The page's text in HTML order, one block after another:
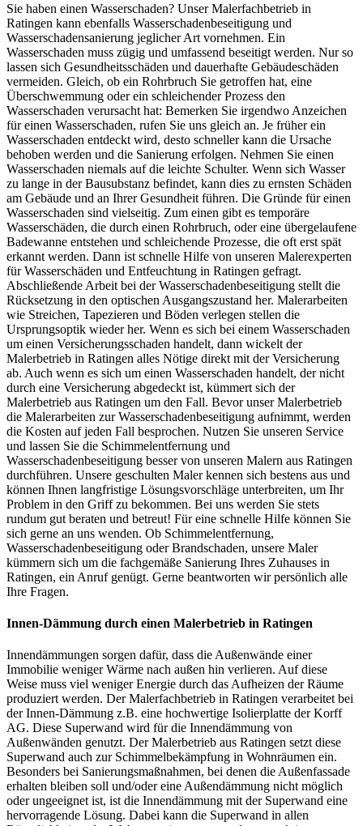
Sie haben einen Wasserschaden? Unser Malerfachbetrieb in
Ratingen kann ebenfalls Wasserschadenbeseitigung und
Wasserschadensanierung jeglicher Art vornehmen. Ein
Wasserschaden muss zügig und umfassend beseitigt werden. Nur so
lassen sich Gesundheitsschäden und dauerhafte Gebäudeschäden
vermeiden. Gleich, ob ein Rohrbruch Sie getroffen hat, eine
Überschwemmung oder ein schleichender Prozess den
Wasserschaden verursacht hat: Bemerken Sie irgendwo Anzeichen
für einen Wasserschaden, rufen Sie uns gleich an. Je früher ein
Wasserschaden entdeckt wird, desto schneller kann die Ursache
behoben werden und die Sanierung erfolgen. Nehmen Sie einen
Wasserschaden niemals auf die leichte Schulter. Wenn sich Wasser
zu lange in der Bausubstanz befindet, kann dies zu ernsten Schäden
am Gebäude und an Ihrer Gesundheit führen. Die Gründe für einen
Wasserschaden sind vielseitig. Zum einen gibt es temporäre
Wasserschäden, die durch einen Rohrbruch, oder eine übergelaufene
Badewanne entstehen und schleichende Prozesse, die oft erst spät
erkannt werden. Dann ist schnelle Hilfe von unseren Malerexperten
für Wasserschäden und Entfeuchtung in Ratingen gefragt.
Abschließende Arbeit bei der Wasserschadenbeseitigung stellt die
Rücksetzung in den optischen Ausgangszustand her. Malerarbeiten
wie Streichen, Tapezieren und Böden verlegen stellen die
Ursprungsoptik wieder her. Wenn es sich bei einem Wasserschaden
um einen Versicherungsschaden handelt, dann wickelt der
Malerbetrieb in Ratingen alles Nötige direkt mit der Versicherung
ab. Auch wenn es sich um einen Wasserschaden handelt, der nicht
durch eine Versicherung abgedeckt ist, kümmert sich der
Malerbetrieb aus Ratingen um den Fall. Bevor unser Malerbetrieb
die Malerarbeiten zur Wasserschadenbeseitigung aufnimmt, werden
die Kosten auf jeden Fall besprochen. Nutzen Sie unseren Service
und lassen Sie die Schimmelentfernung und
Wasserschadenbeseitigung besser von unseren Malern aus Ratingen
durchführen. Unsere geschulten Maler kennen sich bestens aus und
können Ihnen langfristige Lösungsvorschläge unterbreiten, um Ihr
Problem in den Griff zu bekommen. Bei uns werden Sie stets
rundum gut beraten und betreut! Für eine schnelle Hilfe können Sie
sich gerne an uns wenden. Ob Schimmelentfernung,
Wasserschadenbeseitigung oder Brandschaden, unsere Maler
kümmern sich um die fachgemäße Sanierung Ihres Zuhauses in
Ratingen, ein Anruf genügt. Gerne beantworten wir persönlich alle
Ihre Fragen.
Innen-Dämmung durch einen Malerbetrieb in Ratingen
Innendämmungen sorgen dafür, dass die Außenwände einer
Immobilie weniger Wärme nach außen hin verlieren. Auf diese
Weise muss viel weniger Energie durch das Aufheizen der Räume
produziert werden. Der Malerfachbetrieb in Ratingen verarbeitet bei
der Innen-Dämmung z.B. eine hochwertige Isolierplatte der Korff
AG. Diese Superwand wird für die Innendämmung von
Außenwänden genutzt. Der Malerbetrieb aus Ratingen setzt diese
Superwand auch zur Schimmelbekämpfung in Wohnräumen ein.
Besonders bei Sanierungsmaßnahmen, bei denen die Außenfassade
erhalten bleiben soll und/oder eine Außendämmung nicht möglich
oder ungeeignet ist, ist die Innendämmung mit der Superwand eine
hervorragende Lösung. Dabei kann die Superwand in allen